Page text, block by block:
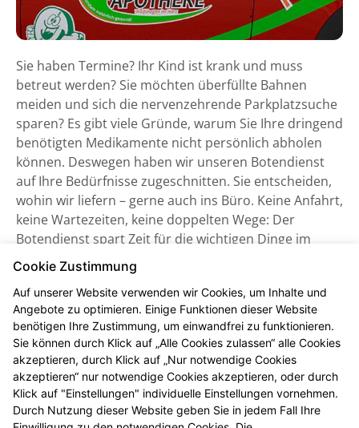
Sie haben Termine? Ihr Kind ist krank und muss
betreut werden? Sie möchten überfüllte Bahnen
meiden und sich die nervenzehrende Parkplatzsuche
sparen? Es gibt viele Gründe, warum Sie Ihre dringend
benötigten Medikamente nicht persönlich abholen
können. Deswegen haben wir unseren Botendienst
auf Ihre Bedürfnisse zugeschnitten. Sie entscheiden,
wohin wir liefern – gerne auch ins Büro. Keine Anfahrt,
keine Wartezeiten, keine doppelten Wege: Der
Botendienst spart Zeit für die wichtigen Dinge im
Leben. Bestellen Sie telefonisch oder nutzen Sie
unsere Online-Vorbestellmöglichkeiten –
pharmazeutische Beratung ist immer garantiert. Sie
haben noch weitere Fragen? Unser LINDA
Fachpersonal steht Ihnen jederzeit kompetent zur
Seite.
Profitieren Sie von unserem lokalen Botendienst,
welchen wir in diesem Postleitzahlgebiet anbieten:
Cookie Zustimmung
Auf unserer Website verwenden wir Cookies, um Inhalte und
Angebote zu optimieren. Einige Funktionen dieser Website
benötigen Ihre Zustimmung, um einwandfrei zu funktionieren.
Sie können durch Klick auf „Alle Cookies zulassen“ alle Cookies
akzeptieren, durch Klick auf „Nur notwendige Cookies
akzeptieren“ nur notwendige Cookies akzeptieren, oder durch
Klick auf "Einstellungen" individuelle Einstellungen vornehmen.
Durch Nutzung dieser Website geben Sie in jedem Fall Ihre